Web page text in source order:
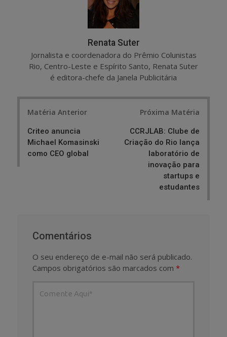
Renata Suter
Jornalista e coordenadora do Prêmio Colunistas
Rio, Centro-Leste e Espírito Santo, Renata Suter
é editora-chefe da Janela Publicitária
Matéria Anterior
Criteo anuncia
Michael Komasinski
como CEO global
Próxima Matéria
CCRJLAB: Clube de
Criação do Rio lança
laboratório de
inovação para
startups e
estudantes
Comentários
O seu endereço de e-mail não será publicado.
Campos obrigatórios são marcados com *